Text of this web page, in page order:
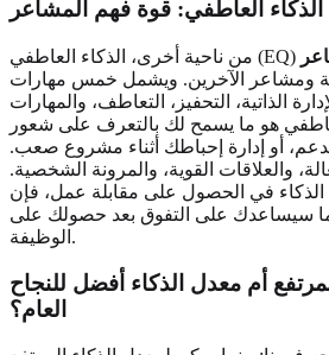
العاطفي: قوة فهم المشاعر
ومشاعر الآخرين. ويشمل خمس مهارات
الذاتية، التحفيز، التعاطف، والمهارات
هو ما يسمح لك بالتعرف على شعور
أو إدارة إحباطك أثناء مشروع صعب.
والعلاقات القوية، والمرونة الشخصية.
في الحصول على مقابلة عمل، فإن
ما سيساعدك على التفوق بعد حصولك على
الوظيفة.
أم معدل الذكاء أفضل للنجاح
العام؟